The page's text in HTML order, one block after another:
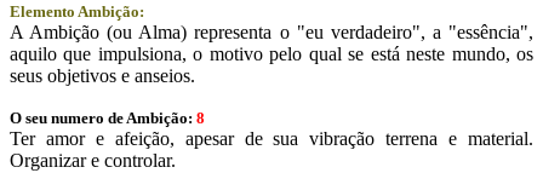
Elemento Ambição:
A Ambição (ou Alma) representa o "eu verdadeiro", a "essência",
aquilo que impulsiona, o motivo pelo qual se está neste mundo, os
seus objetivos e anseios.
O seu numero de Ambição: 8
Ter amor e afeição, apesar de sua vibração terrena e material.
Organizar e controlar.